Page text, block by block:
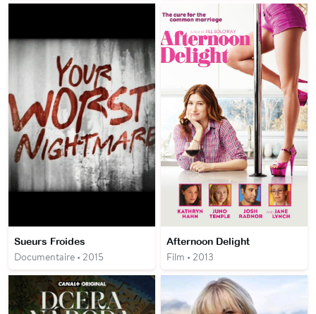
Sueurs Froides
Documentaire • 2015
Afternoon Delight
Film • 2013